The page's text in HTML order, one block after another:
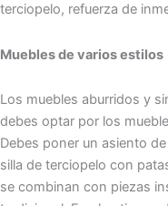
terciopelo, refuerza de
Muebles de varios estilos
Los muebles aburridos y
debes optar por los
Debes poner un asiento
silla de terciopelo con
se combinan con piezas